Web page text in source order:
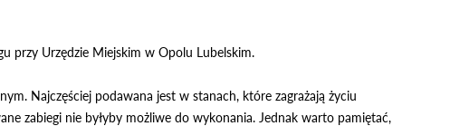
przy Urzędzie Miejskim w Opolu Lubelskim.
Najczęściej podawana jest w stanach, które zagrażają życiu
zabiegi nie byłyby możliwe do wykonania. Jednak warto pamiętać,